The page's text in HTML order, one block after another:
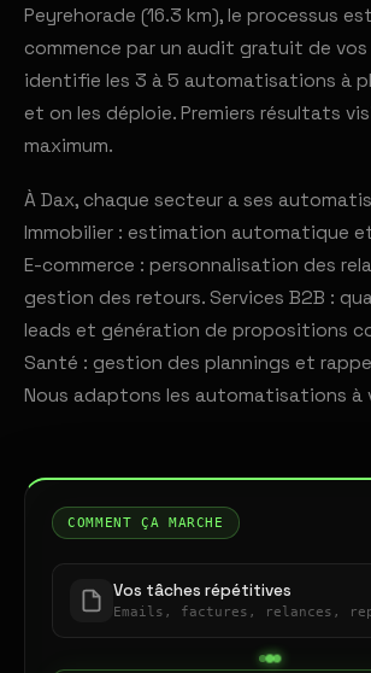
Peyrehorade (16.3 km), le processus
commence par un audit gratuit de vos
identifie les 3 à 5 automatisations à
et on les déploie. Premiers résultats
maximum.
À Dax, chaque secteur a ses
Immobilier : estimation automatique et
E-commerce : personnalisation des
gestion des retours. Services B2B :
leads et génération de propositions
Santé : gestion des plannings et
Nous adaptons les automatisations à
COMMENT ÇA MARCHE
Vos tâches répétitives
Emails, factures, relances,